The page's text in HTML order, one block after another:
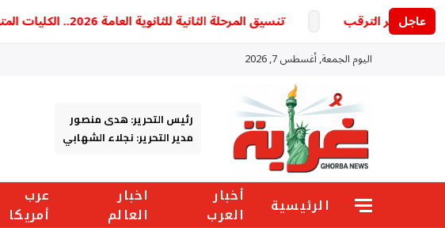
عاجل
يثير الترقب تنسيق المرحلة الثانية للثانوية العامة 2026.. الكليات المتوقعة وخطوات التسجيل
اليوم الجمعة, أغسطس 7, 2026
رئيس التحرير: هدى منصور
مدير التحرير: نجلاء الشهابي
الرئيسية
أخبار
العرب
اخبار
العالم
عرب
أمريكا